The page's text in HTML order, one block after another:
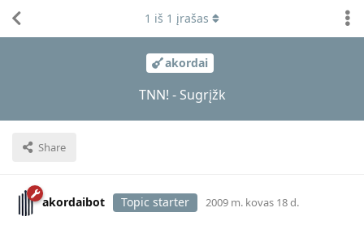
akordai
TNN! - Sugrįžk
Share
1 iš 1 įrašas
akordaibot Topic starter 2009 m. kovas 18 d.